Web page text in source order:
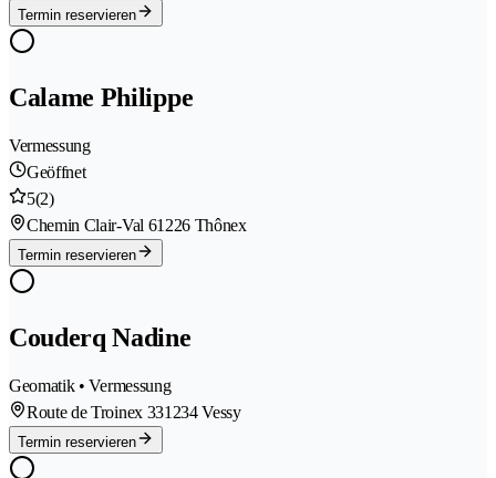
Termin reservieren
Calame Philippe
Vermessung
Geöffnet
5(2)
Chemin Clair-Val 61226 Thônex
Termin reservieren
Couderq Nadine
Geomatik • Vermessung
Route de Troinex 331234 Vessy
Termin reservieren